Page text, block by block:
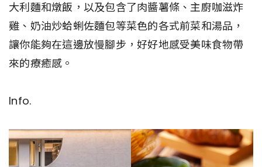
大利麵和燉飯，以及包含了肉醬薯條、主廚咖滋炸
雞、奶油炒蛤蜊佐麵包等菜色的各式前菜和湯品，
讓你能夠在這邊放慢腳步，好好地感受美味食物帶
來的療癒感。
Info.